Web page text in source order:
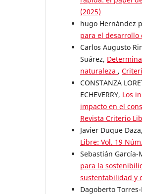
(2025)
hugo Hernández
para el desarrollo
Carlos Augusto
Suárez,
naturaleza ,
CONSTANZA
ECHEVERRY, Los
impacto en el
Revista Criterio
Javier Duque Daza,
Libre: Vol. 19
Sebastián García-
para la
sustentabilidad y
Dagoberto